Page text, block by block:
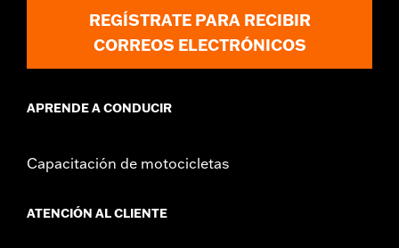
REGÍSTRATE PARA RECIBIR
CORREOS ELECTRÓNICOS
APRENDE A CONDUCIR
Capacitación de motocicletas
ATENCIÓN AL CLIENTE